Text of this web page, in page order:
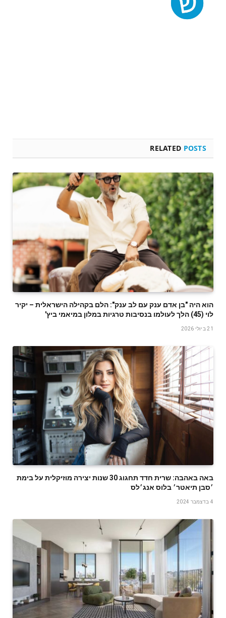
RELATED POSTS
הוא היה "בן אדם ענק עם לב ענק": הלם בקהילה הישראלית – יקיר
לוי (45) הלך לעולמו בנסיבות טרגיות במלון במיאמי ביץ'
21 ביולי 2026
באה באהבה: שרית חדד תחגוג 30 שנות יצירה מוזיקלית על בימת
׳סבן תיאטר׳ בלוס אנג׳לס
4 בדצמבר 2024